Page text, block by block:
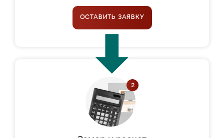
ОСТАВИТЬ ЗАЯВКУ